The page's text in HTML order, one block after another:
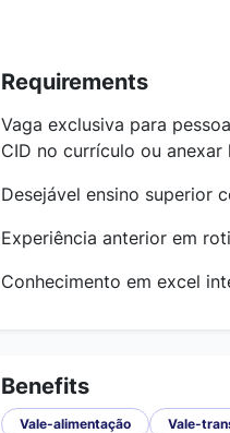
Requirements
Vaga exclusiva para
CID no currículo ou anexar
Desejável ensino superior
Experiência anterior em
Conhecimento em excel
Benefits
Vale-alimentação Vale-